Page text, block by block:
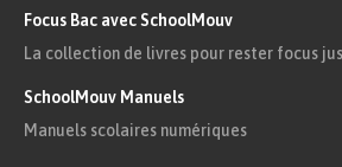
Focus Bac avec SchoolMouv
La collection de livres pour rester focus
SchoolMouv Manuels
Manuels scolaires numériques